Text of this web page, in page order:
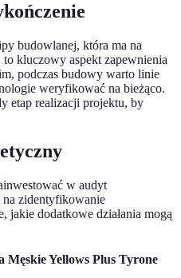
budowlanej, która ma na
kluczowy aspekt zapewnienia
podczas budowy warto linie
weryfikować na bieżąco.
etap realizacji projektu, by
w audyt
zidentyfikowanie
jakie dodatkowe działania mogą
Yellows Plus Tyrone